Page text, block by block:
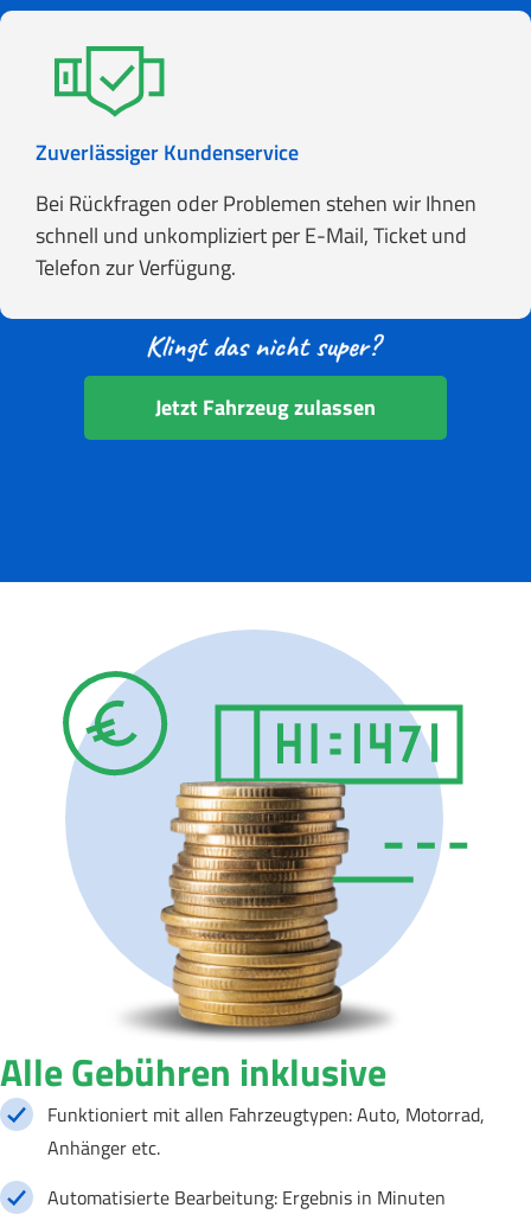
Zuverlässiger Kundenservice
Bei Rückfragen oder Problemen stehen wir Ihnen
schnell und unkompliziert per E-Mail, Ticket und
Telefon zur Verfügung.
Jetzt Fahrzeug zulassen
Alle Gebühren inklusive
Funktioniert mit allen Fahrzeugtypen: Auto, Motorrad,
Anhänger etc.
Automatisierte Bearbeitung: Ergebnis in Minuten